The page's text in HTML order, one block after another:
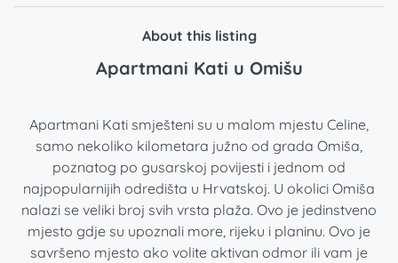
About this listing
Apartmani Kati u Omišu
Apartmani Kati smješteni su u malom mjestu Celine,
samo nekoliko kilometara južno od grada Omiša,
poznatog po gusarskoj povijesti i jednom od
najpopularnijih odredišta u Hrvatskoj. U okolici Omiša
nalazi se veliki broj svih vrsta plaža. Ovo je jedinstveno
mjesto gdje su upoznali more, rijeku i planinu. Ovo je
savršeno mjesto ako volite aktivan odmor ili vam je